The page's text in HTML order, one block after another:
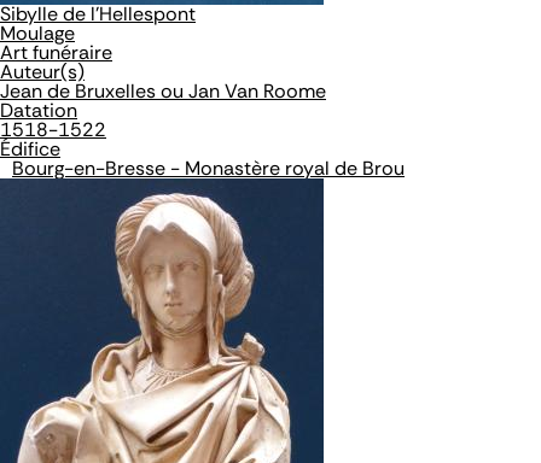
Sibylle de l'Hellespont
Moulage
Art funéraire
Auteur(s)
Jean de Bruxelles ou Jan Van Roome
Datation
1518-1522
Édifice
Bourg-en-Bresse - Monastère royal de Brou